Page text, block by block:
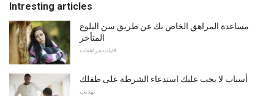
Intresting articles
مساعدة المراهق الخاص بك عن طريق سن البلوغ
المتأخر
فتيات مراهقات
أسباب لا يجب عليك استدعاء الشرطة على طفلك
تهذيب